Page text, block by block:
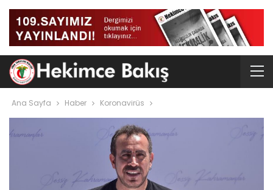
Ana Sayfa Haber Koronavirüs